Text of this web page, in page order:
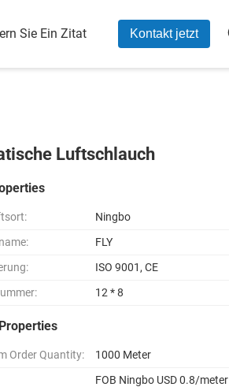
Sie Ein Zitat Kontakt jetzt
Luftschlauch
Ningbo
FLY
ISO 9001, CE
12 * 8
Order Quantity:
1000 Meter
FOB Ningbo USD 0.8/meter